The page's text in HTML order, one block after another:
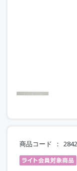
商品コード